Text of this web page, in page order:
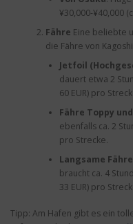
¥30,000-¥40,000
Fähre Eine beliebte
die Fähre von
Jetfoil
dauert etwa 2
60 EUR) pro
Fähre Toppy
ebenfalls ca. 2
pro Strecke.
Langsame
braucht ca. 4
33 EUR) pro
Tipp: Am Hafen gibt es ein